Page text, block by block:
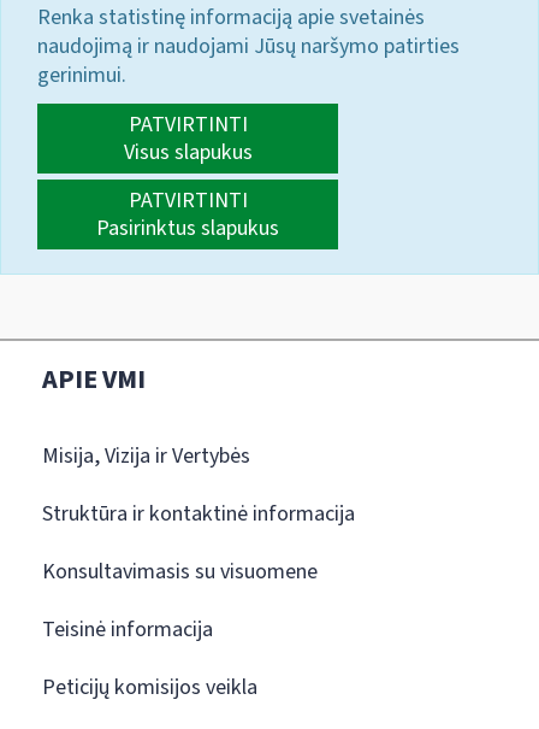
Renka statistinę informaciją apie svetainės
naudojimą ir naudojami Jūsų naršymo patirties
gerinimui.
PATVIRTINTI
Visus slapukus
PATVIRTINTI
Pasirinktus slapukus
APIE VMI
Misija, Vizija ir Vertybės
Struktūra ir kontaktinė informacija
Konsultavimasis su visuomene
Teisinė informacija
Peticijų komisijos veikla